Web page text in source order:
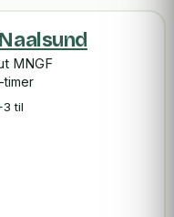
MNGF
timer
til